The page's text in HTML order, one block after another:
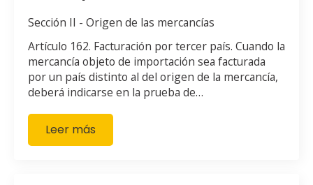
Sección II - Origen de las mercancías
Artículo 162. Facturación por tercer país. Cuando la
mercancía objeto de importación sea facturada
por un país distinto al del origen de la mercancía,
deberá indicarse en la prueba de…
Leer más